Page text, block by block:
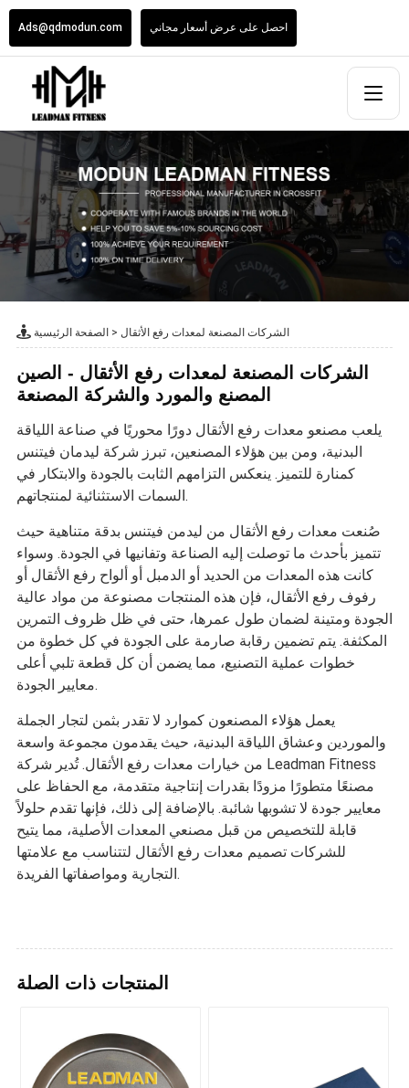
Ads@qdmodun.com احصل على عرض أسعار مجاني
الصفحة الرئيسية> الشركات المصنعة لمعدات رفع الأثقال
الشركات المصنعة لمعدات رفع الأثقال - الصين
المصنع والمورد والشركة المصنعة
يلعب مصنعو معدات رفع الأثقال دورًا محوريًا في صناعة اللياقة
البدنية، ومن بين هؤلاء المصنعين، تبرز شركة ليدمان فيتنس
كمنارة للتميز. ينعكس التزامهم الثابت بالجودة والابتكار في
السمات الاستثنائية لمنتجاتهم.
صُنعت معدات رفع الأثقال من ليدمن فيتنس بدقة متناهية حيث
تتميز بأحدث ما توصلت إليه الصناعة وتفانيها في الجودة. وسواء
كانت هذه المعدات من الحديد أو الدمبل أو ألواح رفع الأثقال أو
رفوف رفع الأثقال، فإن هذه المنتجات مصنوعة من مواد عالية
الجودة ومتينة لضمان طول عمرها، حتى في ظل ظروف التمرين
المكثفة. يتم تضمين رقابة صارمة على الجودة في كل خطوة من
خطوات عملية التصنيع، مما يضمن أن كل قطعة تلبي أعلى
معايير الجودة.
يعمل هؤلاء المصنعون كموارد لا تقدر بثمن لتجار الجملة
والموردين وعشاق اللياقة البدنية، حيث يقدمون مجموعة واسعة
من خيارات معدات رفع الأثقال. تُدير شركة Leadman Fitness
مصنعًا متطورًا مزودًا بقدرات إنتاجية متقدمة، مع الحفاظ على
معايير جودة لا تشوبها شائبة. بالإضافة إلى ذلك، فإنها تقدم حلولاً
قابلة للتخصيص من قبل مصنعي المعدات الأصلية، مما يتيح
للشركات تصميم معدات رفع الأثقال لتتناسب مع علامتها
التجارية ومواصفاتها الفريدة.
المنتجات ذات الصلة